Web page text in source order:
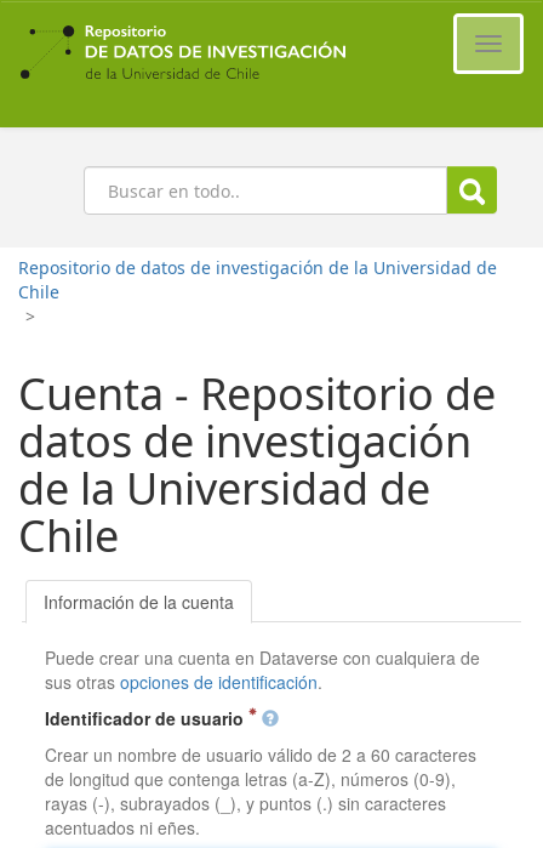
Ir
contenido
principal
Buscar
Repositorio de datos de investigación de la Universidad de
Chile
>
Cuenta - Repositorio de
datos de investigación
de la Universidad de
Chile
Información de la cuenta
Puede crear una cuenta en Dataverse con cualquiera de
sus otrasopciones de identificación.
Identificador de usuario
Crear un nombre de usuario válido de 2 a 60 caracteres
de longitud que contenga letras (a-Z), números (0-9),
rayas (-), subrayados (_), y puntos (.) sin caracteres
acentuados ni eñes.